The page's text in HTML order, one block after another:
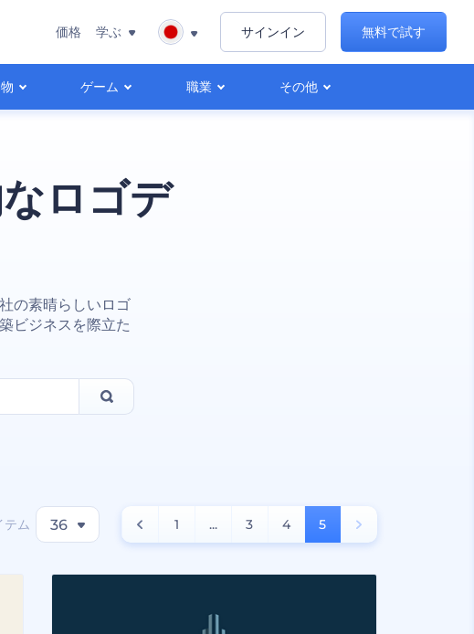
ゲーム 職業 その他
価格 学ぶ サインイン 無料で試す
ロゴデ
の素晴らしいロゴ
ビジネスを際立た
テム 36 1 ... 3 4 5